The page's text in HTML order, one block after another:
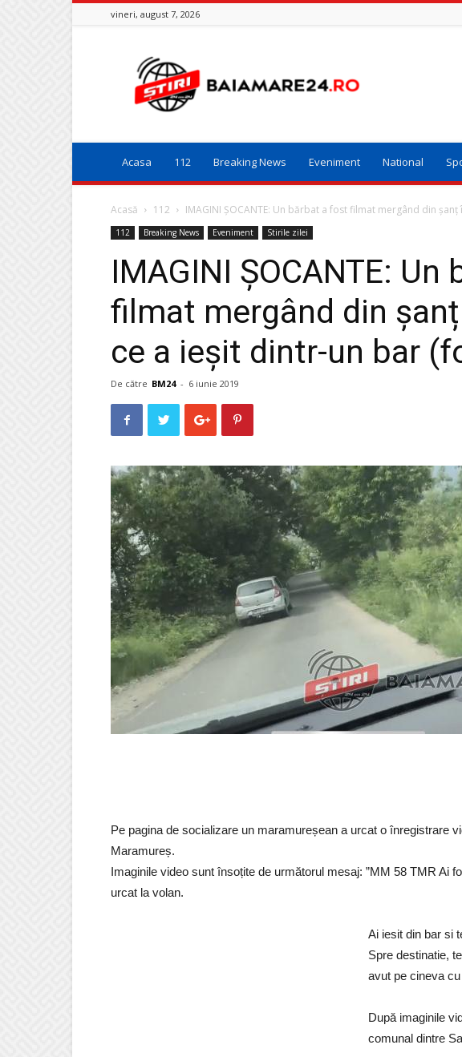
vineri, august 7, 2026
Baia
Mare
24
Acasa 112 Breaking News Eveniment National
Acasă 112 IMAGINI ȘOCANTE: Un bărbat a fost filmat mergând din șanț
112 Breaking News Eveniment Stirile zilei
IMAGINI ȘOCANTE:
filmat mergând din
ce a ieșit dintr-un bar
De către BM24 - 6 iunie 2019
Pe pagina de socializare un maramureșean a urcat o înregistrare
Maramureș.
Imaginile video sunt însoțite de următorul mesaj: ”MM 58 TMR Ai
urcat la volan.
Ai iesit din bar si
Spre destinatie,
avut pe cineva
După imaginile
comunal dintre